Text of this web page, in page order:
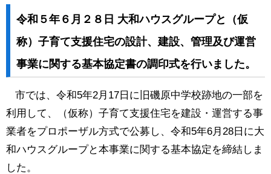
令和５年６月２８日 大和ハウスグループと（仮
称）子育て支援住宅の設計、建設、管理及び運営
事業に関する基本協定書の調印式を行いました。
市では、令和5年2月17日に旧磯原中学校跡地の一部を
利用して、（仮称）子育て支援住宅を建設・運営する事
業者をプロポーザル方式で公募し、令和5年6月28日に大
和ハウスグループと本事業に関する基本協定を締結しま
した。